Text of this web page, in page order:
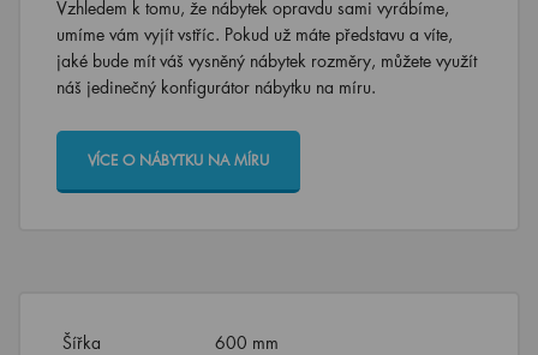
Vzhledem k tomu, že nábytek opravdu sami vyrábíme,
umíme vám vyjít vstříc. Pokud už máte představu a víte,
jaké bude mít váš vysněný nábytek rozměry, můžete využít
náš jedinečný konfigurátor nábytku na míru.
VÍCE O NÁBYTKU NA MÍRU
Šířka
600 mm